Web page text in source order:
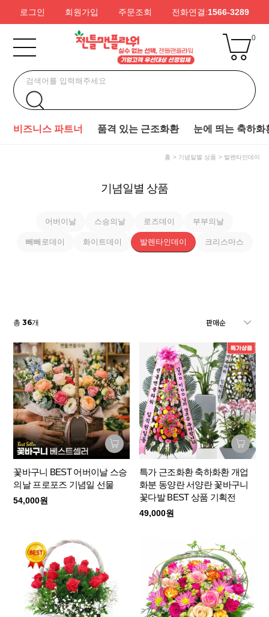
로그인 회원가입 주문조회 전화연결:1566-3289
0
비즈니스 파트너 품격 있는 근조화환 눈에 띄는 축하화
홈 기념일별 상품 발렌타인데이
기념일별 상품
어버이날 스승의날 로즈데이 부부의날
빼빼로데이 화이트데이 발렌타인데이 크리스마스
총36개
꽃바구니 BEST 어버이날 스승
의날 프로포즈 기념일 선물
54,000원
특가 근조화환 축하화환 개업
화분 동양란 서양란 꽃바구니
꽃다발 BEST 상품 기획전
49,000원